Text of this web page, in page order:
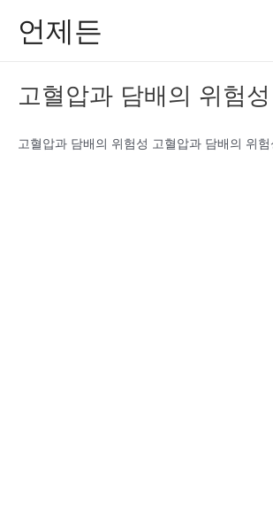
언제든
고혈압과 담배의 위험성
고혈압과 담배의 위험성 고혈압과 담배의 위험